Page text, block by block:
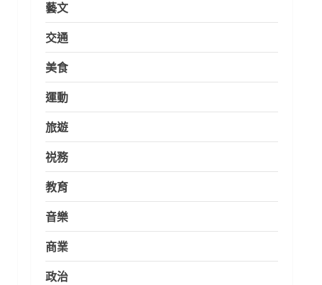
藝文
交通
美食
運動
旅遊
祱務
教育
音樂
商業
政治